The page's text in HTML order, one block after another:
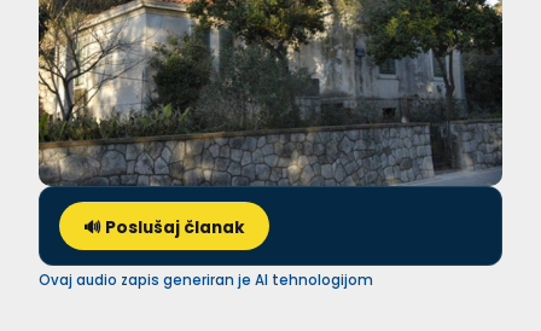
🔊 Poslušaj članak
Ovaj audio zapis generiran je AI tehnologijom